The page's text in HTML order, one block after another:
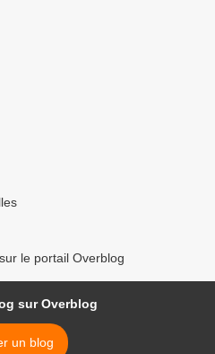
le portail Overblog
sur Overblog
un blog